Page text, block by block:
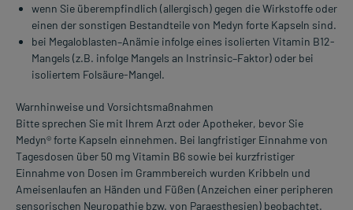
wenn Sie überempfindlich (allergisch) gegen die Wirkstoffe oder
einen der sonstigen Bestandteile von Medyn forte Kapseln sind.
bei Megaloblasten–Anämie infolge eines isolierten Vitamin B12-
Mangels (z.B. infolge Mangels an Instrinsic–Faktor) oder bei
isoliertem Folsäure-Mangel.
Warnhinweise und Vorsichtsmaßnahmen
Bitte sprechen Sie mit Ihrem Arzt oder Apotheker, bevor Sie
Medyn® forte Kapseln einnehmen. Bei langfristiger Einnahme von
Tagesdosen über 50 mg Vitamin B6 sowie bei kurzfristiger
Einnahme von Dosen im Grammbereich wurden Kribbeln und
Ameisenlaufen an Händen und Füßen (Anzeichen einer peripheren
sensorischen Neuropathie bzw. von Paraesthesien) beobachtet.